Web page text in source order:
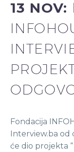
13 NOV:
Fondacija
Interview.ba od
će dio projekta